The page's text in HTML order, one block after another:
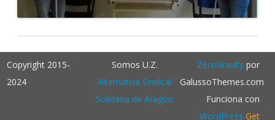
Copyright 2015-
2024
Somos U.Z.
Alternativa Sindical
Solidaria de Aragón
ZeroGravitypor
GalussoThemes.com
Funciona con
WordPress Get